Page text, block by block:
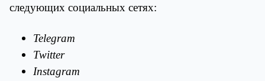
следующих социальных сетях:
Telegram
Twitter
Instagram